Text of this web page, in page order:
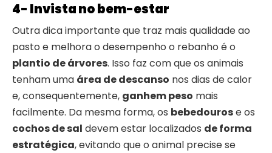
4- Invista no bem-estar
Outra dica importante que traz mais qualidade ao
pasto e melhora o desempenho o rebanho é o
plantio de árvores. Isso faz com que os animais
tenham uma área de descanso nos dias de calor
e, consequentemente, ganhem peso mais
facilmente. Da mesma forma, os bebedourose os
cochos de sal devem estar localizados de forma
estratégica, evitando que o animal precise se